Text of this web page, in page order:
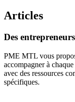
Articles
Des entrepreneurs
PME MTL vous
accompagner à
avec des ressources
spécifiques.